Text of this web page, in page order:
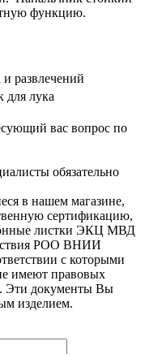
функцию.
развлечений
для лука
вас вопрос по
обязательно
в нашем магазине,
сертификацию,
листки ЭКЦ МВД
РОО ВНИИ
с которыми
имеют правовых
Эти документы Вы
изделием.